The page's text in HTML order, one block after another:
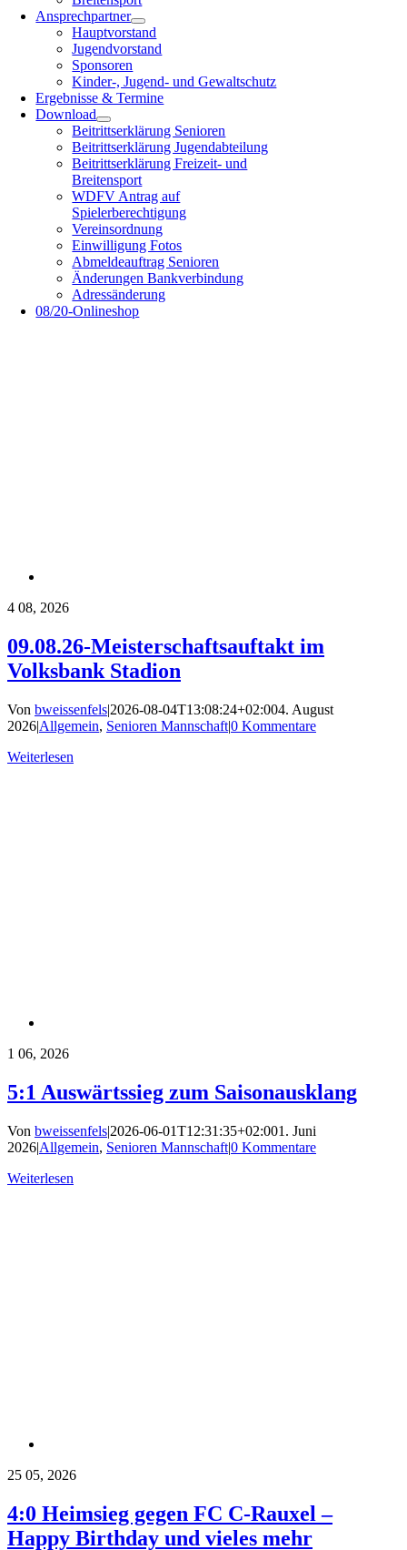
Ansprechpartner
Hauptvorstand
Jugendvorstand
Sponsoren
Kinder-, Jugend- und Gewaltschutz
Ergebnisse & Termine
Download
Beitrittserklärung Senioren
Beitrittserklärung Jugendabteilung
Beitrittserklärung Freizeit- und
Breitensport
WDFV Antrag auf
Spielerberechtigung
Vereinsordnung
Einwilligung Fotos
Abmeldeauftrag Senioren
Änderungen Bankverbindung
Adressänderung
08/20-Onlineshop
4 08, 2026
09.08.26-Meisterschaftsauftakt im
Volksbank Stadion
Von bweissenfels|2026-08-04T13:08:24+02:004. August
2026|Allgemein, Senioren Mannschaft|0 Kommentare
Weiterlesen
1 06, 2026
5:1 Auswärtssieg zum Saisonausklang
Von bweissenfels|2026-06-01T12:31:35+02:001. Juni
2026|Allgemein, Senioren Mannschaft|0 Kommentare
Weiterlesen
25 05, 2026
4:0 Heimsieg gegen FC C-Rauxel –
Happy Birthday und vieles mehr